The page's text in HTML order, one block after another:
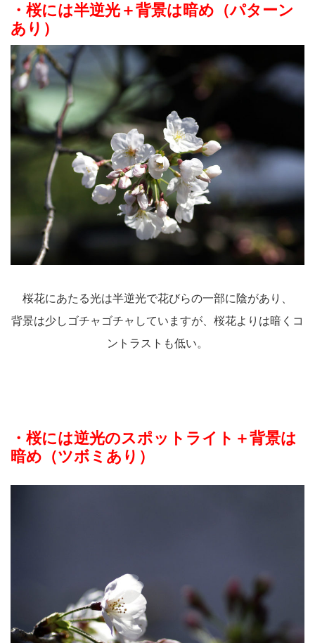
・桜には半逆光＋背景は暗め（パターン
あり）
桜花にあたる光は半逆光で花びらの一部に陰があり、
背景は少しゴチャゴチャしていますが、桜花よりは暗くコ
ントラストも低い。
・桜には逆光のスポットライト＋背景は
暗め（ツボミあり）